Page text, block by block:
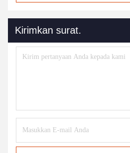
Kirimkan surat.